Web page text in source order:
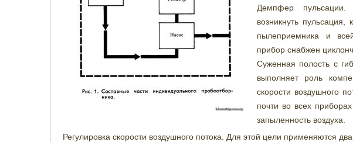
Демпфер пульсации.
возникнуть
пылеприемника и
прибор снабжен
Суженная полость с
выполняет роль
скорости воздушного
почти во всех
запыленность воздуха.
Регулировка скорости воздушного потока. Для этой цели применяются